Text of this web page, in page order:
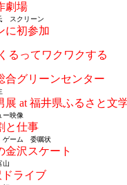
劇場
スクリーン
に初参加
るってワクワクする
合グリーンセンター
展 at 福井県ふるさと文
映像
と仕事
ーム 委嘱状
金沢スケート
山
ドライブ